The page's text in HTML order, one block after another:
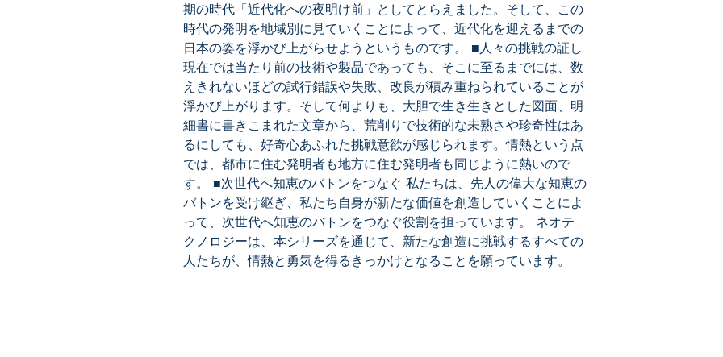
期の時代「近代化への夜明け前」としてとらえました。そして、この
時代の発明を地域別に見ていくことによって、近代化を迎えるまでの
日本の姿を浮かび上がらせようというものです。 ■人々の挑戦の証し
現在では当たり前の技術や製品であっても、そこに至るまでには、数
えきれないほどの試行錯誤や失敗、改良が積み重ねられていることが
浮かび上がります。そして何よりも、大胆で生き生きとした図面、明
細書に書きこまれた文章から、荒削りで技術的な未熟さや珍奇性はあ
るにしても、好奇心あふれた挑戦意欲が感じられます。情熱という点
では、都市に住む発明者も地方に住む発明者も同じように熱いので
す。 ■次世代へ知恵のバトンをつなぐ 私たちは、先人の偉大な知恵の
バトンを受け継ぎ、私たち自身が新たな価値を創造していくことによ
って、次世代へ知恵のバトンをつなぐ役割を担っています。 ネオテ
クノロジーは、本シリーズを通じて、新たな創造に挑戦するすべての
人たちが、情熱と勇気を得るきっかけとなることを願っています。